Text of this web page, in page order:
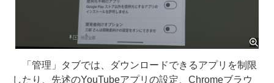
「管理」タブでは、ダウンロードできるアプリを制限
したり、先述のYouTubeアプリの設定、Chromeブラウ